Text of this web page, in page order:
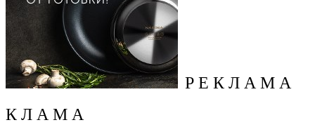
Р Е К Л А М А
К Л А М А